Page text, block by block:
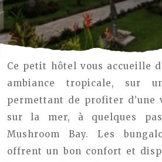
Ce petit hôtel vous accueille
ambiance tropicale, sur
permettant de profiter d’une
sur la mer, à quelques
Mushroom Bay. Les
offrent un bon confort et